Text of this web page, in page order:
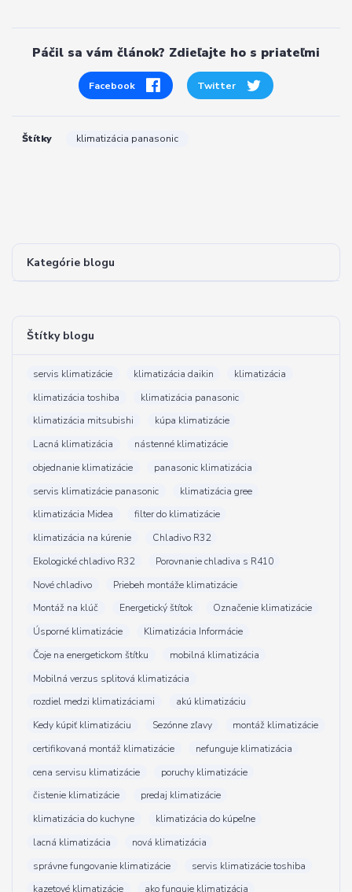
Kategórie blogu
Štítky blogu
servis klimatizácie klimatizácia daikin
klimatizácia
klimatizácia toshiba
klimatizácia panasonic
klimatizácia mitsubishi
kúpa klimatizácie
Lacná klimatizácia
nástenné klimatizácie
objednanie klimatizácie
panasonic klimatizácia
servis klimatizácie panasonic
klimatizácia gree
klimatizácia Midea
filter do klimatizácie
klimatizácia na kúrenie
Chladivo R32
Ekologické chladivo R32
Porovnanie chladiva s R410
Nové chladivo
Priebeh montáže klimatizácie
Montáž na klúč
Energetický štítok
Označenie klimatizácie
Úsporné klimatizácie
Klimatizácia Informácie
Čoje na energetickom štítku
mobilná klimatizácia
Mobilná verzus splitová klimatizácia
rozdiel medzi klimatizáciami
akú klimatizáciu
Kedy kúpiť klimatizáciu
Sezónne zľavy
montáž klimatizácie
certifikovaná montáž klimatizácie
nefunguje klimatizácia
cena servisu klimatizácie
poruchy klimatizácie
čistenie klimatizácie
predaj klimatizácie
klimatizácia do kuchyne
klimatizácia do kúpeľne
lacná klimatizácia
nová klimatizácia
správne fungovanie klimatizácie
servis klimatizácie toshiba
kazetové klimatizácie
ako funguje klimatizácia
Páčil sa vám článok? Zdieľajte ho s priateľmi
Facebook Twitter
Štítky klimatizácia panasonic